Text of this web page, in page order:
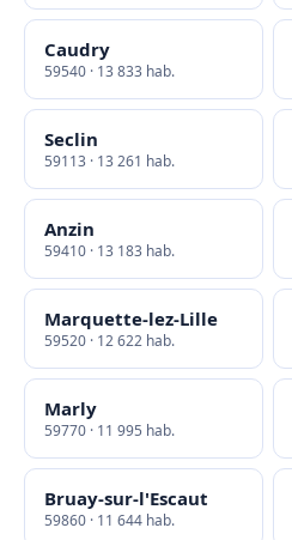
Caudry
59540 · 13 833 hab.
Seclin
59113 · 13 261 hab.
Anzin
59410 · 13 183 hab.
Marquette-lez-Lille
59520 · 12 622 hab.
Marly
59770 · 11 995 hab.
Bruay-sur-l'Escaut
59860 · 11 644 hab.